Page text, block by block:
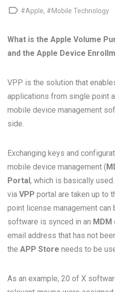
 #Apple, #Mobile Technology
What is the Apple Volume
and the Apple Device
VPP is the solution that
applications from single point
mobile device management
side.
Exchanging keys and
mobile device management (
Portal, which is basically
via VPP portal are taken up to
point license management
software is synced in an MDM
email address that has not
the APP Store needs to be
As an example, 20 of X